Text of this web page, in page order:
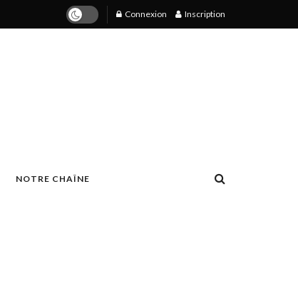
Connexion Inscription
NOTRE CHAÎNE